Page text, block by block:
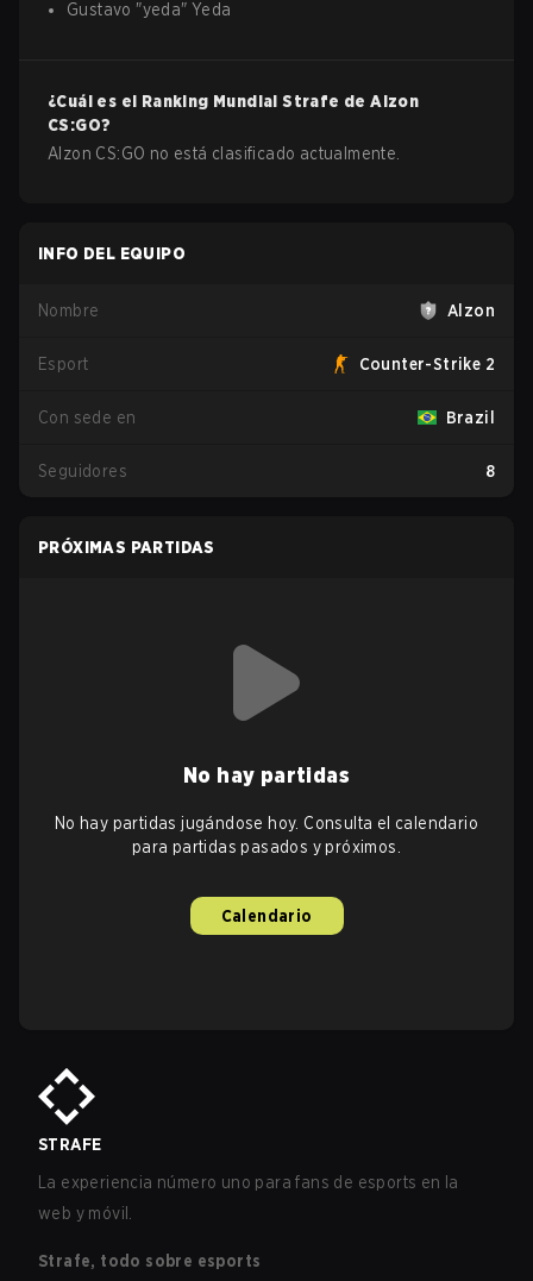
Gustavo "yeda"Yeda
¿Cuál es el Ranking Mundial Strafe deAlzon
CS:GO?
Alzon CS:GO no está clasificado actualmente.
INFO DEL EQUIPO
Nombre Alzon
Esport Counter-Strike 2
Con sede en Brazil
Seguidores 8
PRÓXIMAS PARTIDAS
No hay partidas
No hay partidas jugándose hoy. Consulta el calendario
para partidas pasados y próximos.
Calendario
STRAFE
La experiencia número uno para fans de esports en la
web y móvil.
Strafe, todo sobre esports